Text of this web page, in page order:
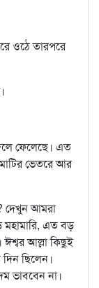
ওঠে তারপরে
ফেলেছে। এত
ভেতরে আর
দেখুন আমরা
এত বড়
আল্লা কিছুই
ছিলেন।
ভাববেন না।